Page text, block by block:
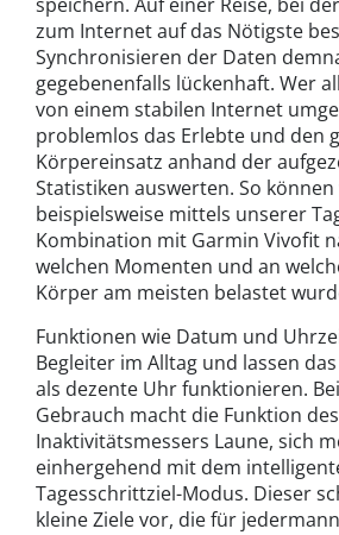
speichern. Auf einer Reise, bei
zum Internet auf das Nötigste
Synchronisieren der Daten
gegebenenfalls lückenhaft. Wer
von einem stabilen Internet
problemlos das Erlebte und den
Körpereinsatz anhand der
Statistiken auswerten. So
beispielsweise mittels unserer
Kombination mit Garmin Vivofit
welchen Momenten und an
Körper am meisten belastet
Funktionen wie Datum und
Begleiter im Alltag und lassen
als dezente Uhr funktionieren.
Gebrauch macht die Funktion des
Inaktivitätsmessers Laune, sich
einhergehend mit dem
Tagesschrittziel-Modus. Dieser
kleine Ziele vor, die für